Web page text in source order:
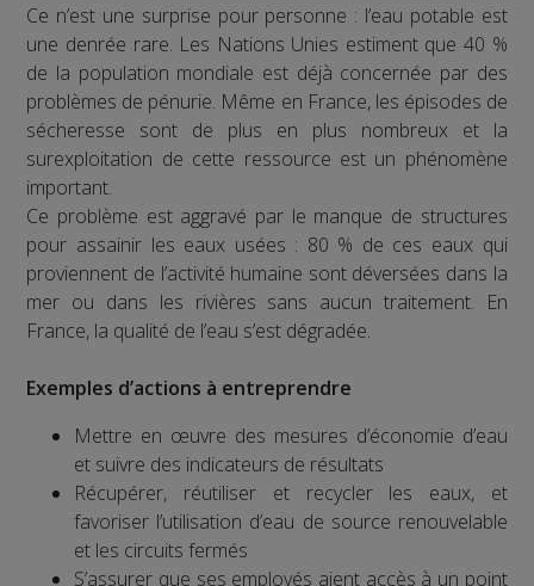
Ce n’est une surprise pour personne : l’eau potable est
une denrée rare. Les Nations Unies estiment que 40 %
de la population mondiale est déjà concernée par des
problèmes de pénurie. Même en France, les épisodes de
sécheresse sont de plus en plus nombreux et la
surexploitation de cette ressource est un phénomène
important.
Ce problème est aggravé par le manque de structures
pour assainir les eaux usées : 80 % de ces eaux qui
proviennent de l’activité humaine sont déversées dans la
mer ou dans les rivières sans aucun traitement. En
France, la qualité de l’eau s’est dégradée.
Exemples d’actions à entreprendre
Mettre en œuvre des mesures d’économie d’eau
et suivre des indicateurs de résultats
Récupérer, réutiliser et recycler les eaux, et
favoriser l’utilisation d’eau de source renouvelable
et les circuits fermés
S’assurer que ses employés aient accès à un point